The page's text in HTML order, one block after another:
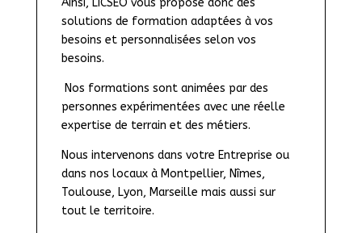
Ainsi, LICSEO vous propose donc des
solutions de formation adaptées à vos
besoins et personnalisées selon vos
besoins.
Nos formations sont animées par des
personnes expérimentées avec une réelle
expertise de terrain et des métiers.
Nous intervenons dans votre Entreprise ou
dans nos locaux à Montpellier, Nîmes,
Toulouse, Lyon, Marseille mais aussi sur
tout le territoire.